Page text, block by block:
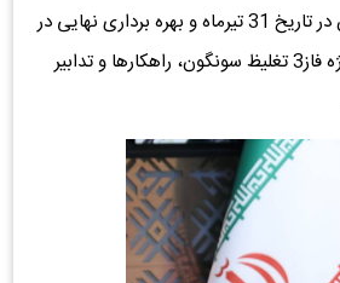
این چارچوب، برنامه‌ریزی های لازم جهت بهره‌برداری اولیه از پروژه هیپ لیچینگ سونگون در تاریخ 31 تیرماه و بهره برداری نهایی در
تاریخ 31 شهریور سال جاری انجام پذیرفت. در ادامه‌ی مباحث مطرح شده درخصوص پروژه فاز3 تغلیظ سونگون، راهکارها و تدابیر